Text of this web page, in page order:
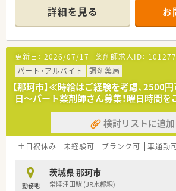
開していく予定です
◎在宅医療にも力を入れており、
退院を予定される患者様及びご家族様を
おります
＼業務内容／
◎院内、院外の処方と服薬指導がメインで
◎処方箋のPCへの入力、薬剤の在庫管理
など
◎薬剤師2～3名体制での勤務となります
◎増員の為、新しいメンバーを募集中！
＼福利厚生／
◎お子様いらっしゃる方に嬉しい、託児所
◎有給取得も推奨中。プライベートの時
◎育休復帰率100%！
詳細を見る お
更新日： 2026/07/17 薬剤師求人ID： 101277
パート・アルバイト
調剤薬局
【那珂市】≪時給はご経験を考慮、2500
日～パート薬剤師さん募集！曜日時間を
検討リストに追加
土日祝休み 未経験可 ブランク可 車通勤
勤務地
茨城県 那珂市
常陸津田駅 (JR水郡線)